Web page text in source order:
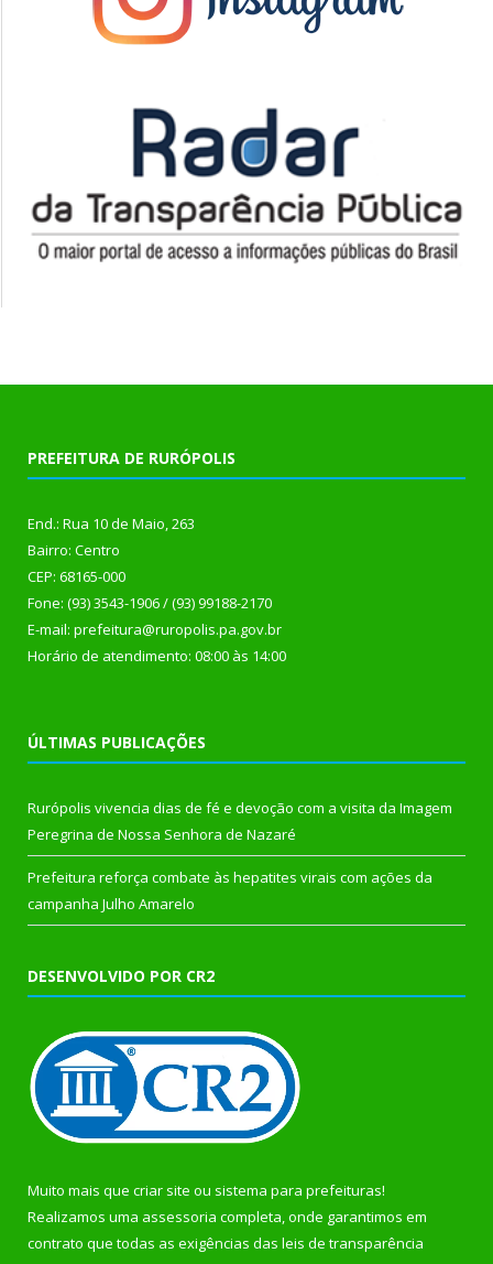
PREFEITURA DE RURÓPOLIS
End.: Rua 10 de Maio, 263
Bairro: Centro
CEP: 68165-000
Fone: (93) 3543-1906 / (93) 99188-2170
E-mail: prefeitura@ruropolis.pa.gov.br
Horário de atendimento: 08:00 às 14:00
ÚLTIMAS PUBLICAÇÕES
Rurópolis vivencia dias de fé e devoção com a visita da Imagem
Peregrina de Nossa Senhora de Nazaré
Prefeitura reforça combate às hepatites virais com ações da
campanha Julho Amarelo
DESENVOLVIDO POR CR2
Muito mais que criar site ou sistema para prefeituras!
Realizamos uma assessoria completa, onde garantimos em
contrato que todas as exigências das leis de transparência